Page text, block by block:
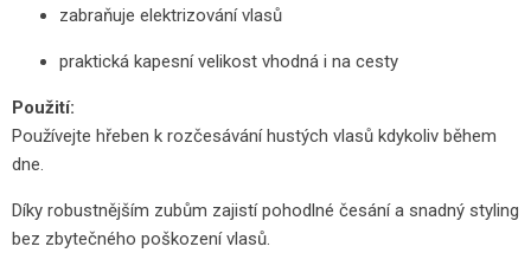
zabraňuje elektrizování vlasů
praktická kapesní velikost vhodná i na cesty
Použití:
Používejte hřeben k rozčesávání hustých vlasů kdykoliv během
dne.
Díky robustnějším zubům zajistí pohodlné česání a snadný styling
bez zbytečného poškození vlasů.